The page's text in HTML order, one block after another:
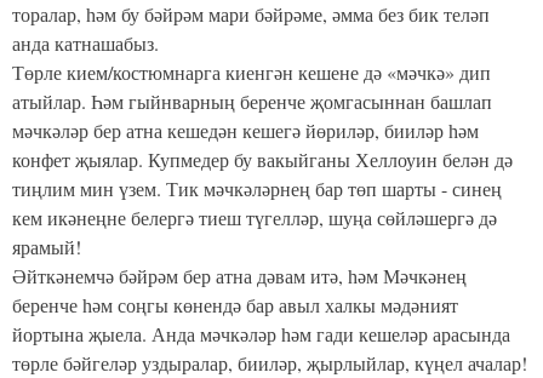
торалар, һәм бу бәйрәм мари бәйрәме, әмма без бик теләп
анда катнашабыз.
Төрле кием/костюмнарга киенгән кешене дә «мәчкә» дип
атыйлар. Һәм гыйнварның беренче җомгасыннан башлап
мәчкәләр бер атна кешедән кешегә йөриләр, бииләр һәм
конфет җыялар. Купмедер бу вакыйганы Хеллоуин белән дә
тиңлим мин үзем. Тик мәчкәләрнең бар төп шарты - синең
кем икәнеңне белергә тиеш түгелләр, шуңа сөйләшергә дә
ярамый!
Әйткәнемчә бәйрәм бер атна дәвам итә, һәм Мәчкәнең
беренче һәм соңгы көнендә бар авыл халкы мәдәният
йортына җыела. Анда мәчкәләр һәм гади кешеләр арасында
төрле бәйгеләр уздыралар, бииләр, җырлыйлар, күңел ачалар!